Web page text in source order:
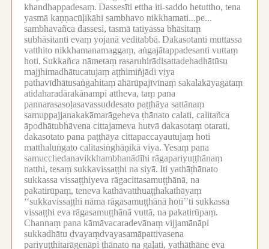
khandhappadesaṃ. Dassesīti ettha iti-saddo hetuttho, tena
yasmā kaṇṇacūḷikāhi sambhavo nikkhamati...pe...
sambhavañca dassesi, tasmā tatiyassa bhāsitaṃ
subhāsitanti evaṃ yojanā veditabbā. Dakasotanti muttassa
vatthito nikkhamanamaggaṃ, aṅgajātappadesanti vuttaṃ
hoti. Sukkañca nāmetaṃ rasaruhirādisattadehadhātūsu
majjhimadhātucatujaṃ aṭṭhimiñjādi viya
pathavīdhātusaṅgahitaṃ āhārūpajīvīnaṃ sakalakāyagataṃ
atidaharadārakānampi attheva, taṃ pana
pannarasasoḷasavassuddesato paṭṭhāya sattānaṃ
samuppajjanakakāmarāgeheva ṭhānato calati, calitañca
āpodhātubhāvena cittajameva hutvā dakasotaṃ otarati,
dakasotato pana paṭṭhāya cittapaccayautujaṃ hoti
matthaluṅgato calitasiṅghāṇikā viya. Yesaṃ pana
samucchedanavikkhambhanādīhi rāgapariyuṭṭhānaṃ
natthi, tesaṃ sukkavissaṭṭhi na siyā. Iti yathāṭhānato
sukkassa vissaṭṭhiyeva rāgacittasamuṭṭhānā, na
pakatirūpaṃ, teneva kathāvatthuaṭṭhakathāyaṃ
‘‘sukkavissaṭṭhi nāma rāgasamuṭṭhānā hotī’’ti sukkassa
vissaṭṭhi eva rāgasamuṭṭhānā vuttā, na pakatirūpaṃ.
Channaṃ pana kāmāvacaradevānaṃ vijjamānāpi
sukkadhātu dvayaṃdvayasamāpattivasena
pariyuṭṭhitarāgenāpi ṭhānato na gaḷati, yathāṭhāne eva